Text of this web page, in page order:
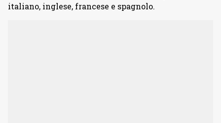
italiano, inglese, francese e spagnolo.